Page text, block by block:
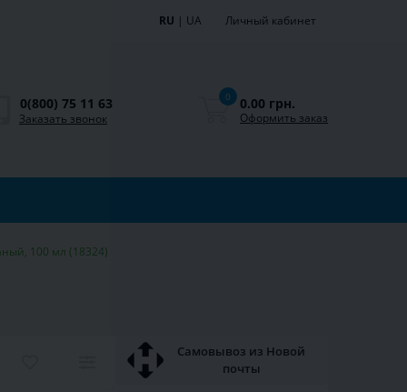
RU | UA Личный кабинет
0(800) 75 11 63
Заказать звонок
0 0.00 грн.
Оформить заказ
100 мл (18324)
Самовывоз из Новой
почты